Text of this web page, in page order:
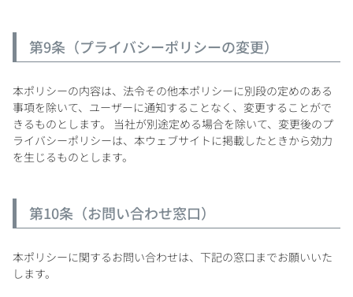
第9条（プライバシーポリシーの変更）
本ポリシーの内容は、法令その他本ポリシーに別段の定めのある
事項を除いて、ユーザーに通知することなく、変更することがで
きるものとします。 当社が別途定める場合を除いて、変更後のプ
ライバシーポリシーは、本ウェブサイトに掲載したときから効力
を生じるものとします。
第10条（お問い合わせ窓口）
本ポリシーに関するお問い合わせは、下記の窓口までお願いいた
します。